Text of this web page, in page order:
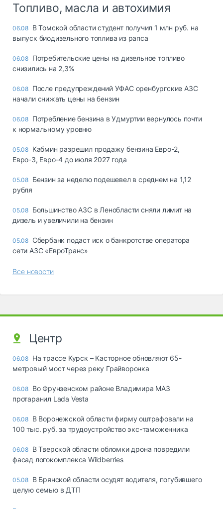
Топливо, масла и автохимия
06.08 В Томской области студент получил 1 млн руб. на
выпуск биодизельного топлива из рапса
06.08 Потребительские цены на дизельное топливо
снизились на 2,3%
06.08 После предупреждений УФАС оренбургские АЗС
начали снижать цены на бензин
06.08 Потребление бензина в Удмуртии вернулось почти
к нормальному уровню
05.08 Кабмин разрешил продажу бензина Евро-2,
Евро-3, Евро-4 до июля 2027 года
05.08 Бензин за неделю подешевел в среднем на 1,12
рубля
05.08 Большинство АЗС в Ленобласти сняли лимит на
дизель и увеличили на бензин
05.08 Сбербанк подаст иск о банкротстве оператора
сети АЗС «ЕвроТранс»
Все новости
Центр
06.08 На трассе Курск – Касторное обновляют 65-
метровый мост через реку Грайворонка
06.08 Во Фрунзенском районе Владимира МАЗ
протаранил Lada Vesta
06.08 В Воронежской области фирму оштрафовали на
100 тыс. руб. за трудоустройство экс-таможенника
06.08 В Тверской области обломки дрона повредили
фасад логокомплекса Wildberries
05.08 В Брянской области осудят водителя, погубившего
целую семью в ДТП